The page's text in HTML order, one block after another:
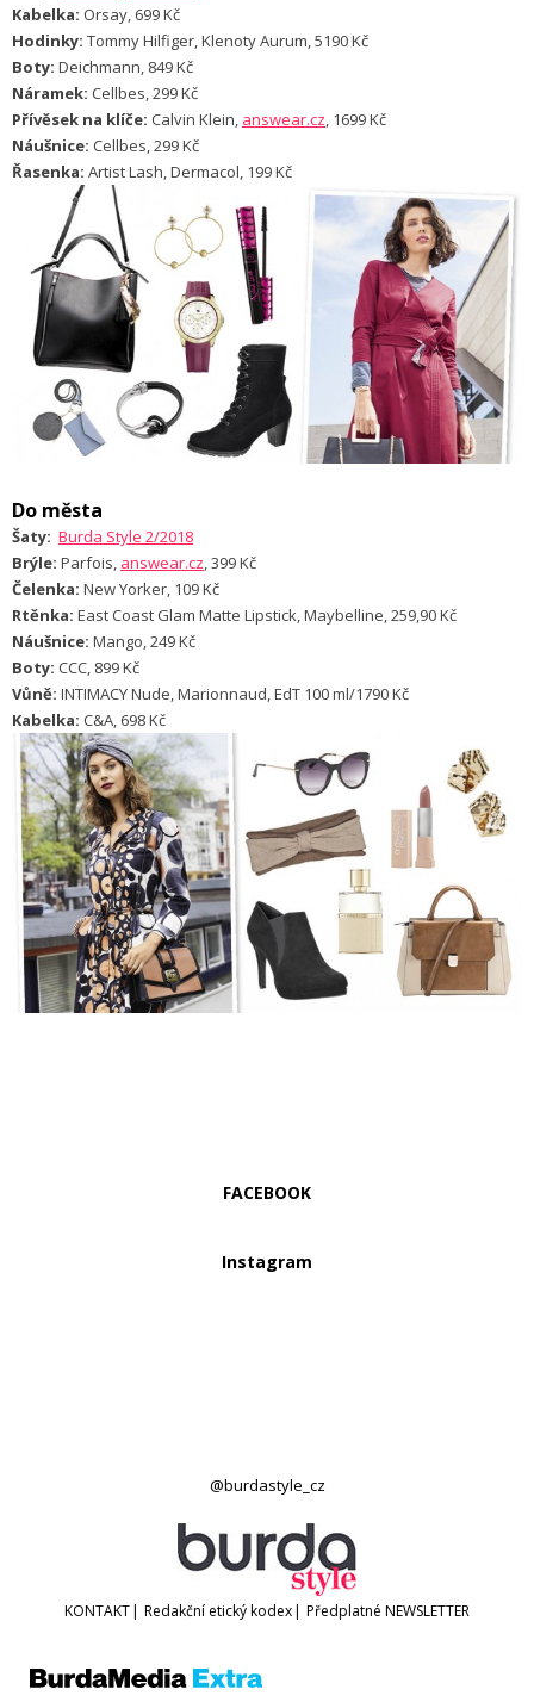
Kabelka: Orsay, 699 Kč
Hodinky: Tommy Hilfiger, Klenoty Aurum, 5190 Kč
Boty: Deichmann, 849 Kč
Náramek: Cellbes, 299 Kč
Přívěsek na klíče: Calvin Klein, answear.cz, 1699 Kč
Náušnice: Cellbes, 299 Kč
Řasenka: Artist Lash, Dermacol, 199 Kč
Do města
Šaty: Burda Style 2/2018
Brýle: Parfois, answear.cz, 399 Kč
Čelenka: New Yorker, 109 Kč
Rtěnka: East Coast Glam Matte Lipstick, Maybelline, 259,90 Kč
Náušnice: Mango, 249 Kč
Boty: CCC, 899 Kč
Vůně: INTIMACY Nude, Marionnaud, EdT 100 ml/1790 Kč
Kabelka: C&A, 698 Kč
FACEBOOK
Instagram
@burdastyle_cz
KONTAKT| Redakční etický kodex| Předplatné NEWSLETTER